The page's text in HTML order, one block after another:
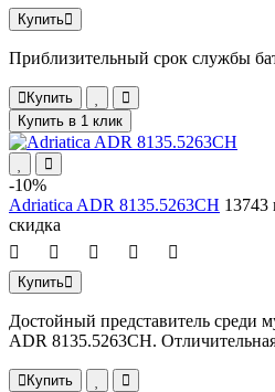
Купить
Приблизительный срок службы
Купить
Купить в 1 клик
-10%
Adriatica ADR 8135.5263CH 13743
скидка
Купить
Достойный представитель среди
ADR 8135.5263CH.
Купить